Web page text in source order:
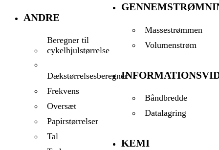
ANDRE
Beregner til
cykelhjulstørrelse
Dækstørrelsesberegner
Frekvens
Oversæt
Papirstørrelser
Tal
Massestrømmen
Volumenstrøm
Båndbredde
Datalagring
KEMI